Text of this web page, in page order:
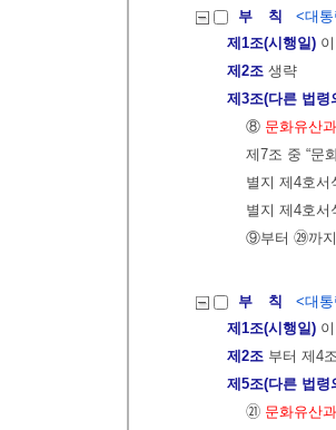
부 칙
<대
제1조(시행일)
제2조 생략
제3조(다른 법령
⑧ 문화유산
제7조 중 “문
별지 제4호서
별지 제4호서
⑨부터 ㉙까
부 칙
<대
제1조(시행일)
제2조 부터 제4
제5조(다른 법령
㉑ 문화유산